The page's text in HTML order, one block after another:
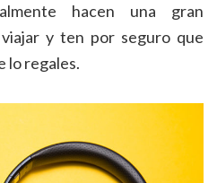
hacen una gran
y ten por seguro que
lo regales.